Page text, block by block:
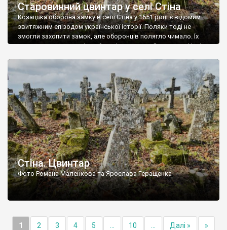
Старовинний цвинтар у селі Стіна
Козацька оборона замку в селі Стіна у 1651 році є відомим
звитяжним епізодом української історії. Поляки тоді не
змогли захопити замок, але оборонців полягло чимало. Їх
поховали на цвинтарі, який тоді називався Замковим. Нині на
ньому чимало хрестів 19 століття, є такі, де епітафії стер […]
Стіна. Цвинтар
Фото Романа Маленкова та Ярослава Геращенка
1 2 3 4 5 10 Далі » »